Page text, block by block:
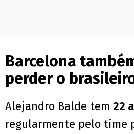
Barcelona
perder o
Alejandro Balde tem 22
regularmente pelo time